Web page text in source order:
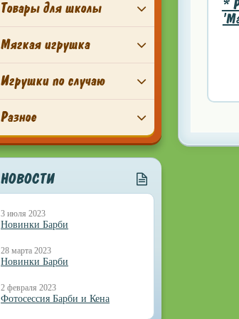
Товары для школы
Мягкая игрушка
Игрушки по случаю
Разное
НОВОСТИ
3 июля 2023
Новинки Барби
28 марта 2023
Новинки Барби
2 февраля 2023
Фотосессия Барби и Кена
*